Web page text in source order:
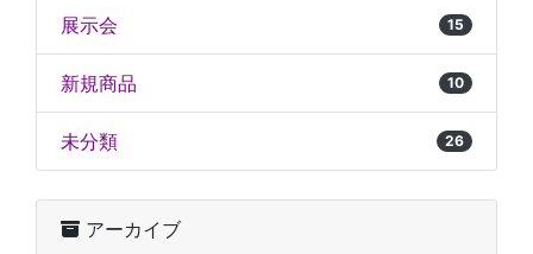
展示会 15
新規商品 10
未分類 26
アーカイブ